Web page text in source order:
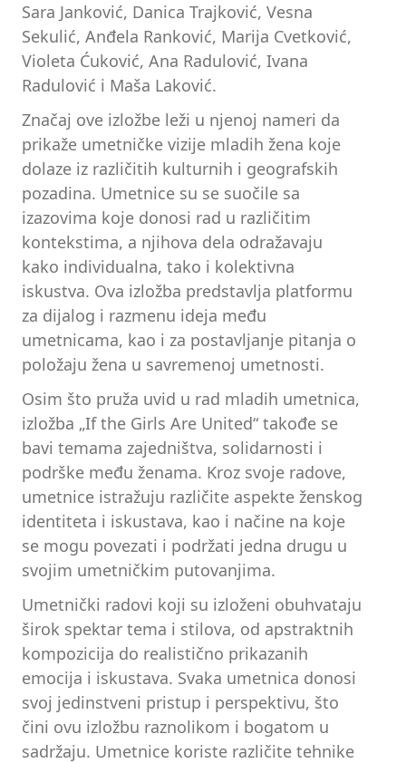
Sara Janković, Danica Trajković, Vesna
Sekulić, Anđela Ranković, Marija Cvetković,
Violeta Ćuković, Ana Radulović, Ivana
Radulović i Maša Laković.
Značaj ove izložbe leži u njenoj nameri da
prikaže umetničke vizije mladih žena koje
dolaze iz različitih kulturnih i geografskih
pozadina. Umetnice su se suočile sa
izazovima koje donosi rad u različitim
kontekstima, a njihova dela odražavaju
kako individualna, tako i kolektivna
iskustva. Ova izložba predstavlja platformu
za dijalog i razmenu ideja među
umetnicama, kao i za postavljanje pitanja o
položaju žena u savremenoj umetnosti.
Osim što pruža uvid u rad mladih umetnica,
izložba „If the Girls Are United“ takođe se
bavi temama zajedništva, solidarnosti i
podrške među ženama. Kroz svoje radove,
umetnice istražuju različite aspekte ženskog
identiteta i iskustava, kao i načine na koje
se mogu povezati i podržati jedna drugu u
svojim umetničkim putovanjima.
Umetnički radovi koji su izloženi obuhvataju
širok spektar tema i stilova, od apstraktnih
kompozicija do realistično prikazanih
emocija i iskustava. Svaka umetnica donosi
svoj jedinstveni pristup i perspektivu, što
čini ovu izložbu raznolikom i bogatom u
sadržaju. Umetnice koriste različite tehnike